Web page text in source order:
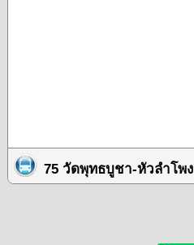
75 วัดพุทธบูชา-หัวลำโพง